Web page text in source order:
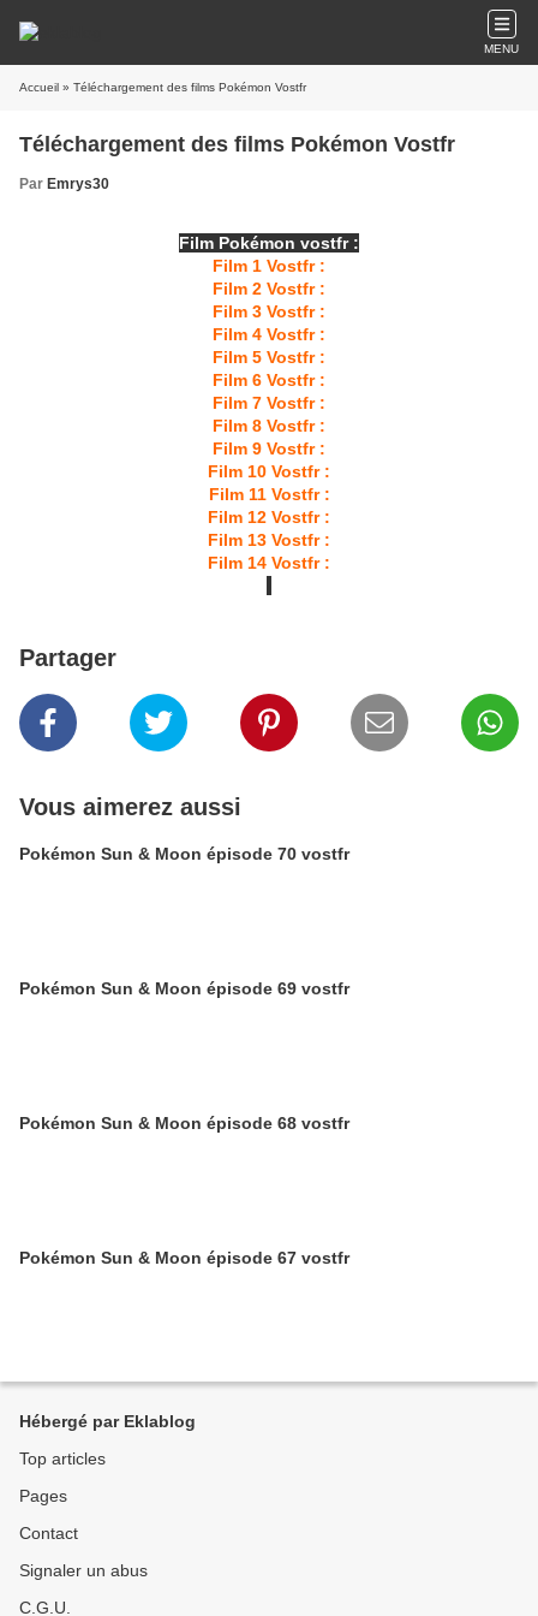
MENU
Accueil » Téléchargement des films Pokémon Vostfr
Téléchargement des films Pokémon Vostfr
Par Emrys30
Film Pokémon vostfr :
Film 1 Vostfr :
Film 2 Vostfr :
Film 3 Vostfr :
Film 4 Vostfr :
Film 5 Vostfr :
Film 6 Vostfr :
Film 7 Vostfr :
Film 8 Vostfr :
Film 9 Vostfr :
Film 10 Vostfr :
Film 11 Vostfr :
Film 12 Vostfr :
Film 13 Vostfr :
Film 14 Vostfr :
Partager
Vous aimerez aussi
Pokémon Sun & Moon épisode 70 vostfr
Pokémon Sun & Moon épisode 69 vostfr
Pokémon Sun & Moon épisode 68 vostfr
Pokémon Sun & Moon épisode 67 vostfr
Hébergé par Eklablog
Top articles
Pages
Contact
Signaler un abus
C.G.U.